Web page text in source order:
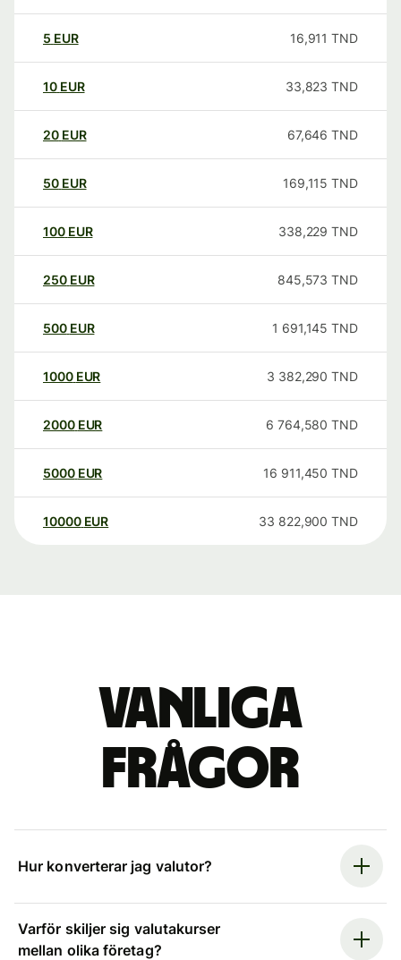
5 EUR 16,911 TND
10 EUR 33,823 TND
20 EUR 67,646 TND
50 EUR 169,115 TND
100 EUR 338,229 TND
250 EUR 845,573 TND
500 EUR 1 691,145 TND
1000 EUR 3 382,290 TND
2000 EUR 6 764,580 TND
5000 EUR 16 911,450 TND
10000 EUR 33 822,900 TND
Vanliga
frågor
Hur konverterar jag valutor?
Varför skiljer sig valutakurser
mellan olika företag?